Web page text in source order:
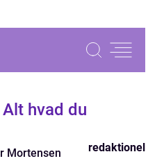
hvad du
Mortensen redaktionel